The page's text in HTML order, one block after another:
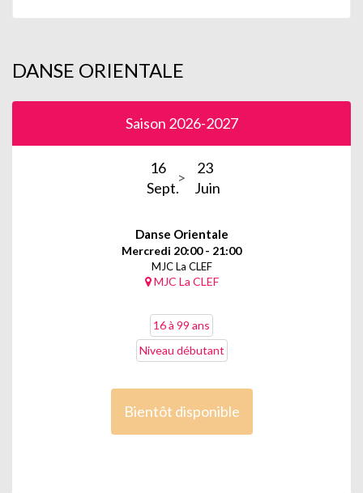
DANSE ORIENTALE
Saison 2026-2027
16
Sept.
23
Juin
Danse Orientale
Mercredi 20:00 - 21:00
MJC La CLEF
MJC La CLEF
16 à 99 ans
Niveau débutant
Bientôt disponible